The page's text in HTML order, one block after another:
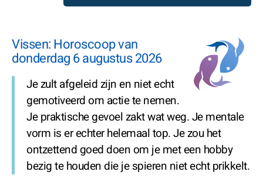
Vissen: Horoscoop van
donderdag 6 augustus 2026
Je zult afgeleid zijn en niet echt
gemotiveerd om actie te nemen.
Je praktische gevoel zakt wat weg. Je mentale
vorm is er echter helemaal top. Je zou het
ontzettend goed doen om je met een hobby
bezig te houden die je spieren niet echt prikkelt.